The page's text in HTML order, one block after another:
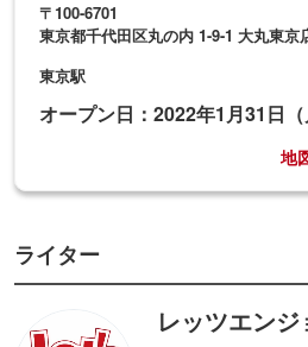
〒100-6701
東京都千代田区丸の内 1-9-1 大丸東京
東京駅
オープン日：2022年1月31日（
地
ライター
レッツエン